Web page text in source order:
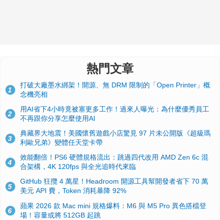
熱門文章
1
打破大廠墨水綁架！開源、無 DRM 限制的「Open Printer」概
念機亮相
2
用AI省下4小時竟被塞更多工作！過來人曝光：為什麼優秀員工
不再跟你分享怎麼使用AI
3
典藏界大地震！美國懷舊遊戲小店驚見 97 片未公開版《超級瑪
利歐兄弟》變體任天堂卡帶
4
效能翻倍！PS6 硬體規格流出：跳過四代改用 AMD Zen 6c 混
合架構，4K 120fps 與全光追時代來臨
5
GitHub 狂攬 4 萬星！Headroom 開源工具幫開發者省下 70 萬
美元 API 費，Token 消耗暴降 92%
6
蘋果 2026 款 Mac mini 規格爆料：M6 與 M5 Pro 異色搭檔登
場！容量或將 512GB 起跳